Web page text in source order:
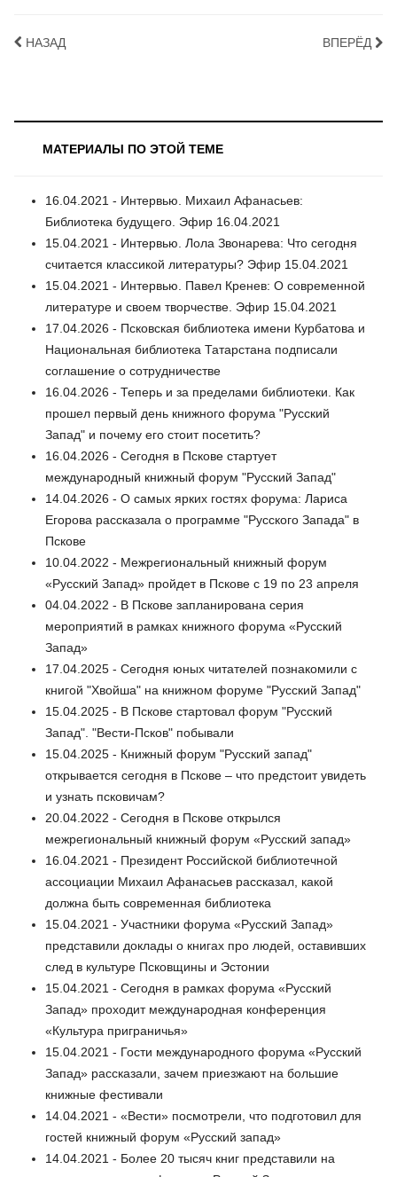
НАЗАД ВПЕРЁД
МАТЕРИАЛЫ ПО ЭТОЙ ТЕМЕ
16.04.2021 - Интервью. Михаил Афанасьев:
Библиотека будущего. Эфир 16.04.2021
15.04.2021 - Интервью. Лола Звонарева: Что сегодня
считается классикой литературы? Эфир 15.04.2021
15.04.2021 - Интервью. Павел Кренев: О современной
литературе и своем творчестве. Эфир 15.04.2021
17.04.2026 - Псковская библиотека имени Курбатова и
Национальная библиотека Татарстана подписали
соглашение о сотрудничестве
16.04.2026 - Теперь и за пределами библиотеки. Как
прошел первый день книжного форума "Русский
Запад" и почему его стоит посетить?
16.04.2026 - Сегодня в Пскове стартует
международный книжный форум "Русский Запад"
14.04.2026 - О самых ярких гостях форума: Лариса
Егорова рассказала о программе "Русского Запада" в
Пскове
10.04.2022 - Межрегиональный книжный форум
«Русский Запад» пройдет в Пскове с 19 по 23 апреля
04.04.2022 - В Пскове запланирована серия
мероприятий в рамках книжного форума «Русский
Запад»
17.04.2025 - Сегодня юных читателей познакомили с
книгой "Хвойша" на книжном форуме "Русский Запад"
15.04.2025 - В Пскове стартовал форум "Русский
Запад". "Вести-Псков" побывали
15.04.2025 - Книжный форум "Русский запад"
открывается сегодня в Пскове – что предстоит увидеть
и узнать псковичам?
20.04.2022 - Сегодня в Пскове открылся
межрегиональный книжный форум «Русский запад»
16.04.2021 - Президент Российской библиотечной
ассоциации Михаил Афанасьев рассказал, какой
должна быть современная библиотека
15.04.2021 - Участники форума «Русский Запад»
представили доклады о книгах про людей, оставивших
след в культуре Псковщины и Эстонии
15.04.2021 - Сегодня в рамках форума «Русский
Запад» проходит международная конференция
«Культура приграничья»
15.04.2021 - Гости международного форума «Русский
Запад» рассказали, зачем приезжают на большие
книжные фестивали
14.04.2021 - «Вести» посмотрели, что подготовил для
гостей книжный форум «Русский запад»
14.04.2021 - Более 20 тысяч книг представили на